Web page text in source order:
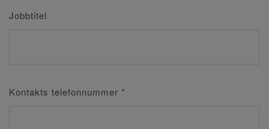
Jobbtitel
Kontakts telefonnummer *